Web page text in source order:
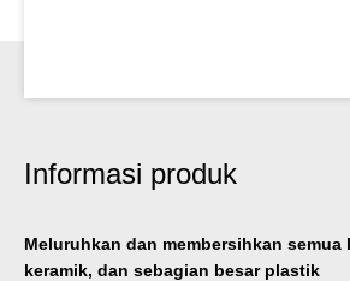
Informasi produk
Meluruhkan dan membersihkan semua
keramik, dan sebagian besar plastik